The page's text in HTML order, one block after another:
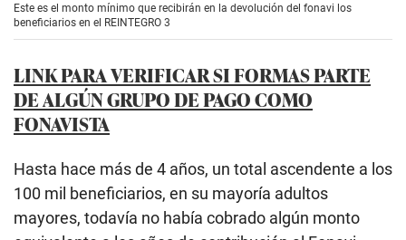
Este es el monto mínimo que recibirán en la devolución del fonavi los
beneficiarios en el REINTEGRO 3
LINK PARA VERIFICAR SI FORMAS PARTE
DE ALGÚN GRUPO DE PAGO COMO
FONAVISTA
Hasta hace más de 4 años, un total ascendente a los
100 mil beneficiarios, en su mayoría adultos
mayores, todavía no había cobrado algún monto